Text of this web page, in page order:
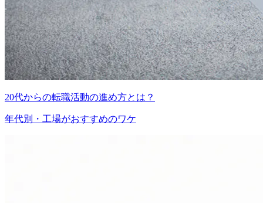
20代からの転職活動の進め方とは？
年代別・工場がおすすめのワケ